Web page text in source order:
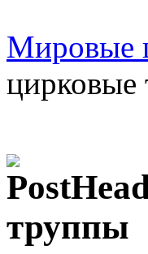
Мировые
цирковые
труппы